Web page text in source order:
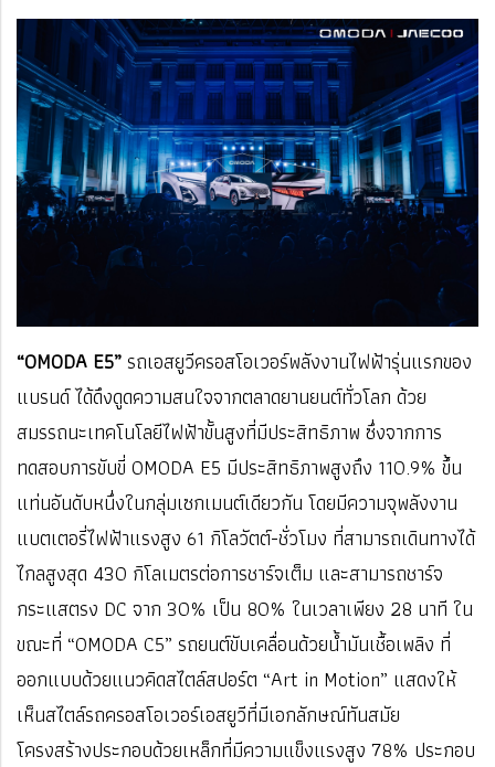
“OMODA E5” รถเอสยูวีครอสโอเวอร์พลังงานไฟฟ้ารุ่นแรกของ
แบรนด์ ได้ดึงดูดความสนใจจากตลาดยานยนต์ทั่วโลก ด้วย
สมรรถนะเทคโนโลยีไฟฟ้าขั้นสูงที่มีประสิทธิภาพ ซึ่งจากการ
ทดสอบการขับขี่ OMODA E5 มีประสิทธิภาพสูงถึง 110.9% ขึ้น
แท่นอันดับหนึ่งในกลุ่มเซกเมนต์เดียวกัน โดยมีความจุพลังงาน
แบตเตอรี่ไฟฟ้าแรงสูง 61 กิโลวัตต์-ชั่วโมง ที่สามารถเดินทางได้
ไกลสูงสุด 430 กิโลเมตรต่อการชาร์จเต็ม และสามารถชาร์จ
กระแสตรง DC จาก 30% เป็น 80% ในเวลาเพียง 28 นาที ใน
ขณะที่ “OMODA C5” รถยนต์ขับเคลื่อนด้วยน้ำมันเชื้อเพลิง ที่
ออกแบบด้วยแนวคิดสไตล์สปอร์ต “Art in Motion” แสดงให้
เห็นสไตล์รถครอสโอเวอร์เอสยูวีที่มีเอกลักษณ์ทันสมัย
โครงสร้างประกอบด้วยเหล็กที่มีความแข็งแรงสูง 78% ประกอบ